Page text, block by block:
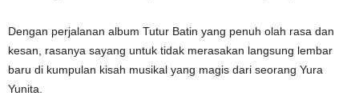
Dengan perjalanan album Tutur Batin yang penuh olah rasa dan
kesan, rasanya sayang untuk tidak merasakan langsung lembar
baru di kumpulan kisah musikal yang magis dari seorang Yura
Yunita.